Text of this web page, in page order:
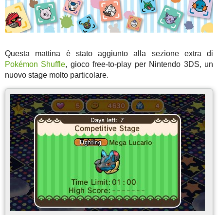
Questa mattina è stato aggiunto alla sezione extra di
Pokémon Shuffle, gioco free-to-play per Nintendo 3DS, un
nuovo stage molto particolare.